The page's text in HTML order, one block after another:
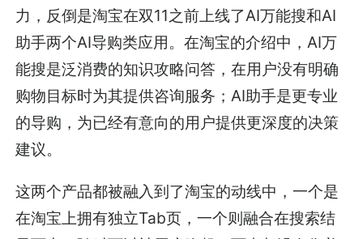
力，反倒是淘宝在双11之前上线了AI万能搜和AI
助手两个AI导购类应用。在淘宝的介绍中，AI万
能搜是泛消费的知识攻略问答，在用户没有明确
购物目标时为其提供咨询服务；AI助手是更专业
的导购，为已经有意向的用户提供更深度的决策
建议。
这两个产品都被融入到了淘宝的动线中，一个是
在淘宝上拥有独立Tab页，一个则融合在搜索结